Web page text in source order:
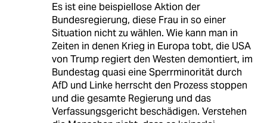
Es ist eine beispiellose Aktion der
Bundesregierung, diese Frau in so einer
Situation nicht zu wählen. Wie kann man in
Zeiten in denen Krieg in Europa tobt, die USA
von Trump regiert den Westen demontiert, im
Bundestag quasi eine Sperrminorität durch
AfD und Linke herrscht den Prozess stoppen
und die gesamte Regierung und das
Verfassungsgericht beschädigen. Verstehen